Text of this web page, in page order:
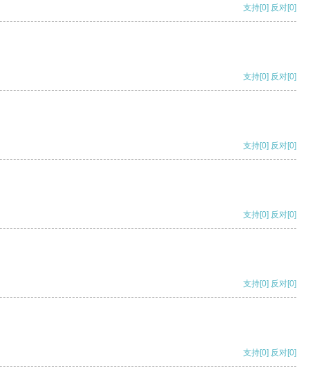
支持[0] 反对[0]
支持[0] 反对[0]
支持[0] 反对[0]
支持[0] 反对[0]
支持[0] 反对[0]
支持[0] 反对[0]